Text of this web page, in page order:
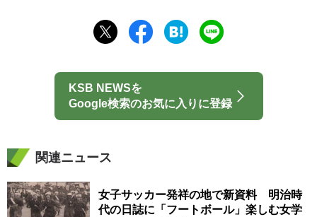
KSB NEWSを
Google検索のお気に入りに登録
関連ニュース
女子サッカー発祥の地で新資料 明治時
代の日誌に「フートボール」楽しむ女学